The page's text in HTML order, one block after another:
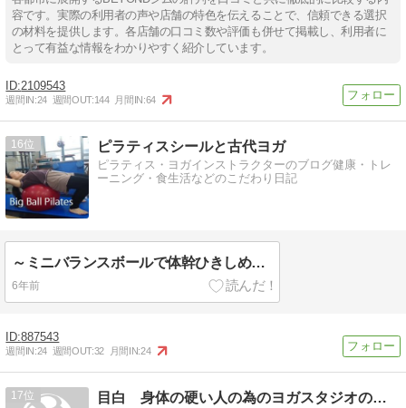
容です。実際の利用者の声や店舗の特色を伝えることで、信頼できる選択
の材料を提供します。各店舗の口コミ数や評価も併せて掲載し、利用者に
とって有益な情報をわかりやすく紹介しています。
2109543
週間IN:24 週間OUT:144 月間IN:64
16 ピラティスシールと古代ヨガ
ピラティス・ヨガインストラクターのブログ健康・トレ
ーニング・食生活などのこだわり日記
～ミニバランスボールで体幹ひきしめ★シェイプアップピラティス～＠神奈川限定出張レッスン
6年前
887543
週間IN:24 週間OUT:32 月間IN:24
17 目白 身体の硬い人の為のヨガスタジオのブログ